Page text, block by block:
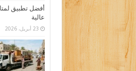
أفضل تطبيق
عالية
23 أبريل، 2026